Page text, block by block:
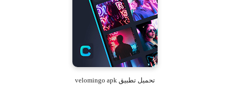
تحميل تطبيق velomingo apk